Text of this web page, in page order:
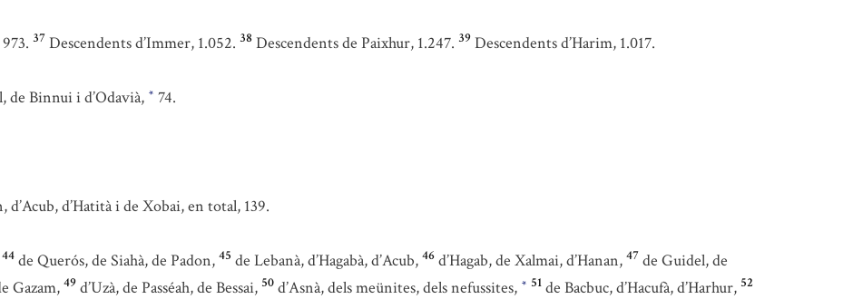
37 Descendents d’Immer, 1.052. 38 Descendents de Paixhur, 1.247. 39 Descendents d’Harim, 1.017.
de Binnui i d’Odavià, * 74.
d’Hatità i de Xobai, en total, 139.
44 de Querós, de Siahà, de Padon, 45 de Lebanà, d’Hagabà, d’Acub, 46 d’Hagab, de Xalmai, d’Hanan, 47 de Guidel, de
Gazam, 49 d’Uzà, de Passéah, de Bessai, 50 d’Asnà, dels meünites, dels nefussites, * 51 de Bacbuc, d’Hacufà, d’Harhur, 52